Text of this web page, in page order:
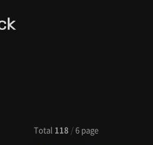
Total 118 /6 page